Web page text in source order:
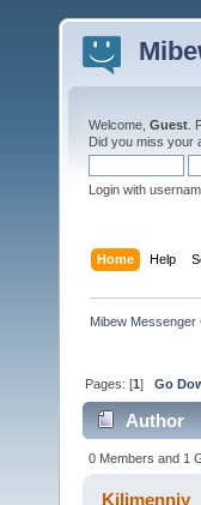
Welcome, Guest .
Did you miss your
Login with
Home Help
Mibew Messenger
Pages: [1]Go
Author
0 Members and 1
Kilimenniy